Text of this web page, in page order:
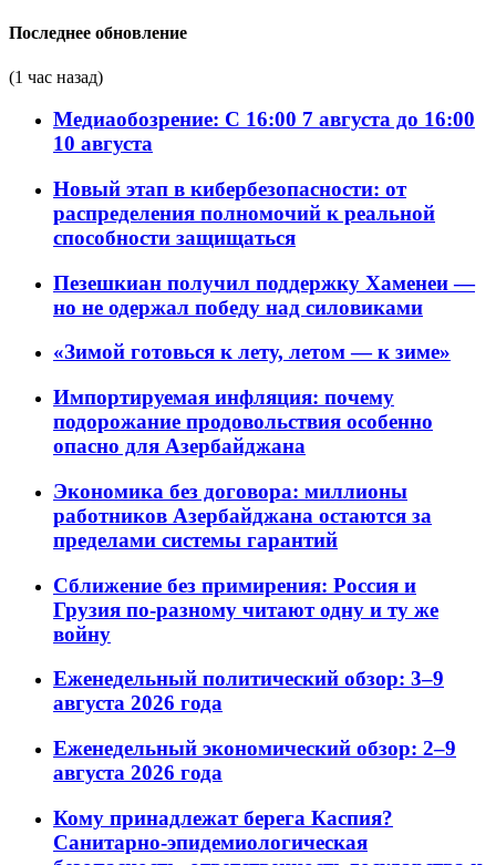
Последнее обновление
(1 час назад)
Медиаобозрение: С 16:00 7 августа до 16:00
10 августа
Новый этап в кибербезопасности: от
распределения полномочий к реальной
способности защищаться
Пезешкиан получил поддержку Хаменеи —
но не одержал победу над силовиками
«Зимой готовься к лету, летом — к зиме»
Импортируемая инфляция: почему
подорожание продовольствия особенно
опасно для Азербайджана
Экономика без договора: миллионы
работников Азербайджана остаются за
пределами системы гарантий
Сближение без примирения: Россия и
Грузия по-разному читают одну и ту же
войну
Еженедельный политический обзор: 3–9
августа 2026 года
Еженедельный экономический обзор: 2–9
августа 2026 года
Кому принадлежат берега Каспия?
Санитарно-эпидемиологическая